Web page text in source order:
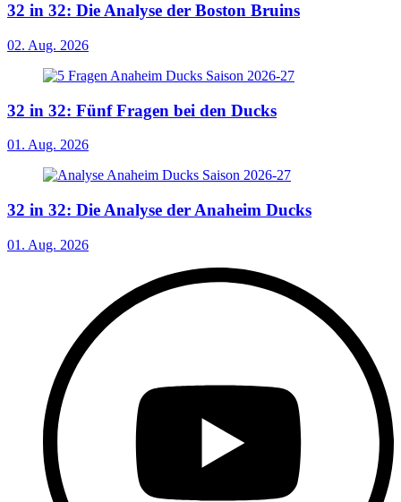
32 in 32: Die Analyse der Boston Bruins
02. Aug. 2026
32 in 32: Fünf Fragen bei den Ducks
01. Aug. 2026
32 in 32: Die Analyse der Anaheim Ducks
01. Aug. 2026